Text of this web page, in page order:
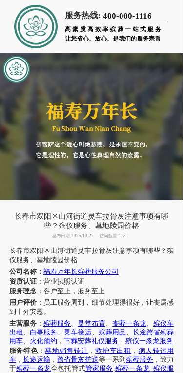
服务热线: 400-000-1116
高素质高效率殡葬一站式服务
让您省心、放心、是我们的服务宗旨
长春市双阳区山河街道灵车拉骨灰注意事项有哪
些？殡仪服务、墓地陵园价格
发布日期:2025-10-27 访问数量:118
长春市双阳区山河街道 灵车拉骨灰注意事项有哪些？殡
仪服务、 墓地陵园价格
公司名称： 福寿万年长殡葬服务公司
资质认证：营业执照认证
服务理念：客户至上，服务至上
用户评价 ： 员工服务周到，细节处理得很好，让丧属感
到十分安慰。
主营服务 ：殡葬服务、 灵堂布置、 丧葬一条龙、殡仪车
出租 、 白事服务、 灵车接运、 殡葬用品、 长途跨省殡葬
用车、 火化预约 ， 下葬安葬礼仪服务 ， 殡仪一条龙服务
服务特色：墓地销售转让 ，救护车出租 ， 病人转运用
车， 长途运输 ，跨省骨灰护送等一系列 殡葬服务 ，致力
于殡葬一条龙全包托管式管家服务 .殡葬一条龙_ 殡仪服